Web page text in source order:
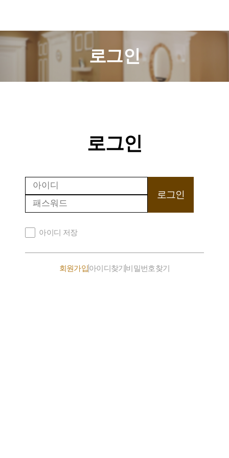
로그인
로그인
로그인
아이디 저장
회원가입아이디찾기 비밀번호찾기